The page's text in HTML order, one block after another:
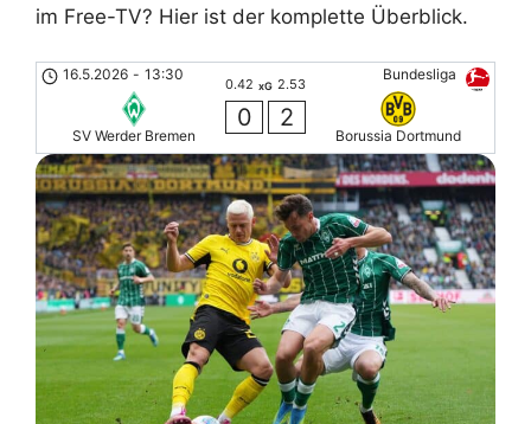
im Free-TV? Hier ist der komplette Überblick.
Bundesliga
16.5.2026 - 13:30
SV Werder Bremen
0.42 xG 2.53
0 2
Borussia Dortmund